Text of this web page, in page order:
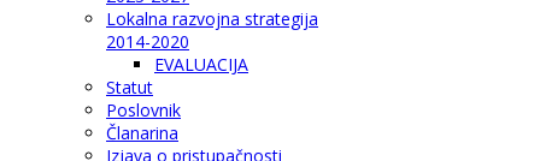
Lokalna razvojna strategija
2014-2020
EVALUACIJA
Statut
Poslovnik
Članarina
Izjava o pristupačnosti